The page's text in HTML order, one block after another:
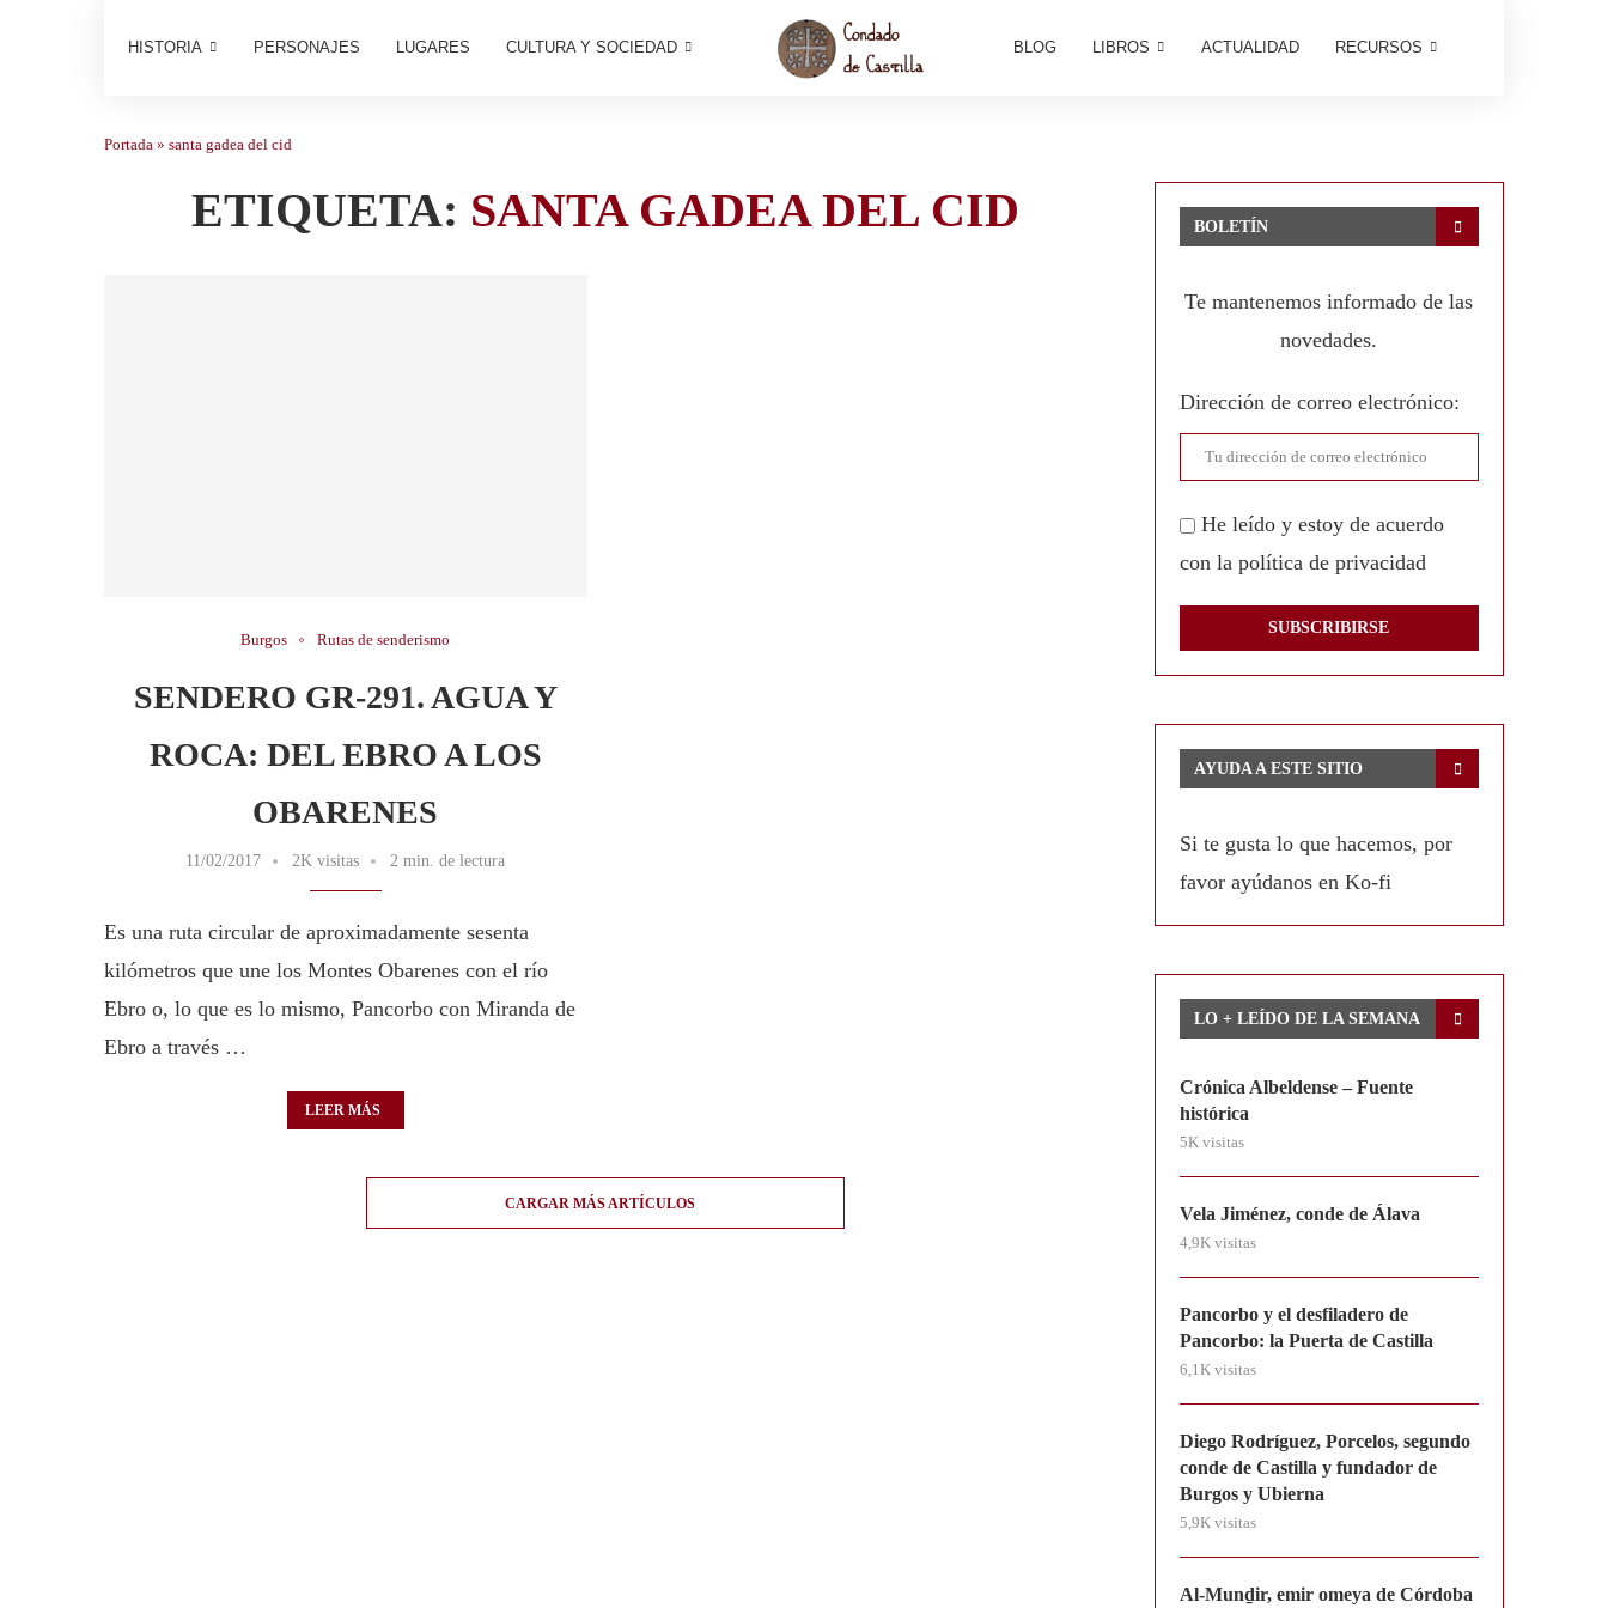
HISTORIA PERSONAJES LUGARES CULTURA Y SOCIEDAD BLOG LIBROS ACTUALIDAD RECURSOS
Portada » santa gadea del cid
ETIQUETA: SANTA GADEA DEL CID
Burgos Rutas de senderismo
SENDERO GR-291. AGUA Y
ROCA: DEL EBRO A LOS
OBARENES
11/02/2017 2K visitas 2 min. de lectura
Es una ruta circular de aproximadamente sesenta
kilómetros que une los Montes Obarenes con el río
Ebro o, lo que es lo mismo, Pancorbo con Miranda de
Ebro a través …
LEER MÁS
CARGAR MÁS ARTÍCULOS
BOLETÍN
Te mantenemos informado de las
novedades.
Dirección de correo electrónico:
He leído y estoy de acuerdo
con la política de privacidad
AYUDA A ESTE SITIO
Si te gusta lo que hacemos, por
favor ayúdanos en Ko-fi
LO + LEÍDO DE LA SEMANA
Crónica Albeldense – Fuente
histórica
5K visitas
Vela Jiménez, conde de Álava
4,9K visitas
Pancorbo y el desfiladero de
Pancorbo: la Puerta de Castilla
6,1K visitas
Diego Rodríguez, Porcelos, segundo
conde de Castilla y fundador de
Burgos y Ubierna
5,9K visitas
Al-Munḏir, emir omeya de Córdoba